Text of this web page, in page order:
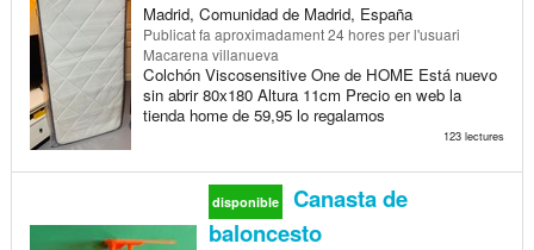
Madrid, Comunidad de Madrid, España
Publicatfa aproximadament 24 horesper l'usuari
Macarena villanueva
Colchón Viscosensitive One de HOME Está nuevo
sin abrir 80x180 Altura 11cm Precio en web la
tienda home de 59,95 lo regalamos
123 lectures
disponible
Canasta de
baloncesto